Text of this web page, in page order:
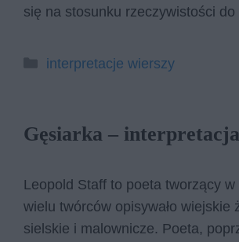
się na stosunku rzeczywistości do
Kategorie
interpretacje wierszy
Gęsiarka – interpretacja
Leopold Staff to poeta tworzący
wielu twórców opisywało wiejskie
sielskie i malownicze. Poeta,